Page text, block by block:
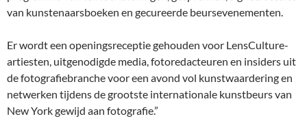
van kunstenaarsboeken en gecureerde beursevenementen.
Er wordt een openingsreceptie gehouden voor LensCulture-
artiesten, uitgenodigde media, fotoredacteuren en insiders uit
de fotografiebranche voor een avond vol kunstwaardering en
netwerken tijdens de grootste internationale kunstbeurs van
New York gewijd aan fotografie.”